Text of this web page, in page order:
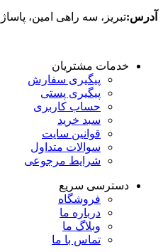
آدرس:تبریز، سه راهی امین، پاساژ
خدمات مشتریان
پیگیری سفارش
پیگیری پستی
حساب کاربری
سبد خرید
قوانین سایت
سوالات متداول
شرایط مرجوعی
دسترسی سریع
فروشگاه
درباره ما
وبلاگ ما
تماس با ما